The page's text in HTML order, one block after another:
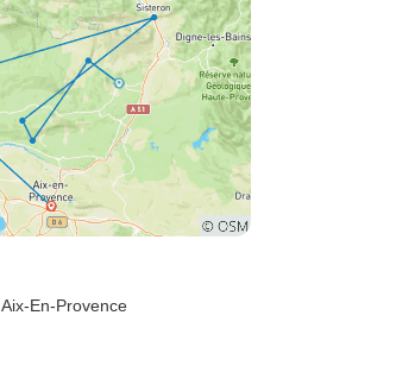
, Aix-En-Provence